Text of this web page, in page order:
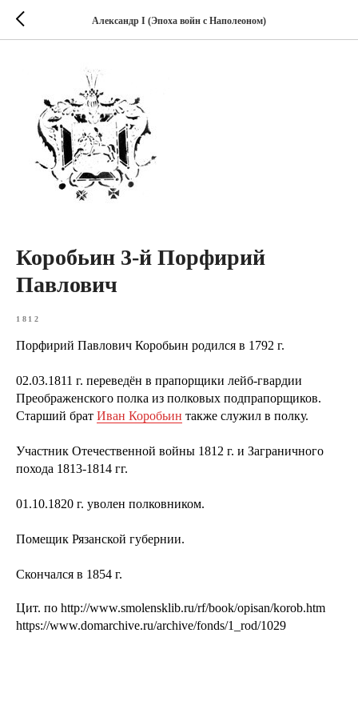
Александр I (Эпоха войн с Наполеоном)
Коробьин 3-й Порфирий
Павлович
1812
Порфирий Павлович Коробьин родился в 1792 г.
02.03.1811 г. переведён в прапорщики лейб-гвардии
Преображенского полка из полковых подпрапорщиков.
Старший брат Иван Коробьин также служил в полку.
Участник Отечественной войны 1812 г. и Заграничного
похода 1813-1814 гг.
01.10.1820 г. уволен полковником.
Помещик Рязанской губернии.
Скончался в 1854 г.
Цит. по http://www.smolensklib.ru/rf/book/opisan/korob.htm
https://www.domarchive.ru/archive/fonds/1_rod/1029